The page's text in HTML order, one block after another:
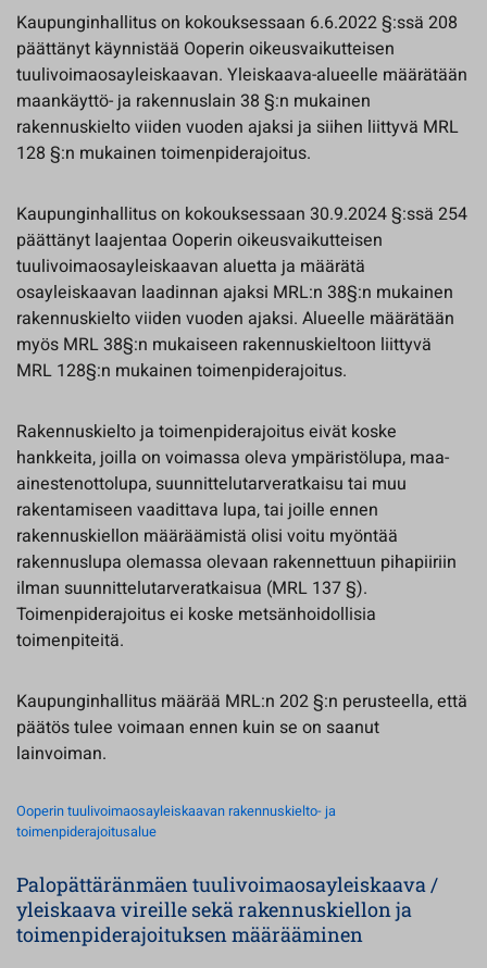
Kaupunginhallitus on kokouksessaan 6.6.2022 §:ssä 208
päättänyt käynnistää Ooperin oikeusvaikutteisen
tuulivoimaosayleiskaavan. Yleiskaava-alueelle määrätään
maankäyttö- ja rakennuslain 38 §:n mukainen
rakennuskielto viiden vuoden ajaksi ja siihen liittyvä MRL
128 §:n mukainen toimenpiderajoitus.
Kaupunginhallitus on kokouksessaan 30.9.2024 §:ssä 254
päättänyt laajentaa Ooperin oikeusvaikutteisen
tuulivoimaosayleiskaavan aluetta ja määrätä
osayleiskaavan laadinnan ajaksi MRL:n 38§:n mukainen
rakennuskielto viiden vuoden ajaksi. Alueelle määrätään
myös MRL 38§:n mukaiseen rakennuskieltoon liittyvä
MRL 128§:n mukainen toimenpiderajoitus.
Rakennuskielto ja toimenpiderajoitus eivät koske
hankkeita, joilla on voimassa oleva ympäristölupa, maa-
ainestenottolupa, suunnittelutarveratkaisu tai muu
rakentamiseen vaadittava lupa, tai joille ennen
rakennuskiellon määräämistä olisi voitu myöntää
rakennuslupa olemassa olevaan rakennettuun pihapiiriin
ilman suunnittelutarveratkaisua (MRL 137 §).
Toimenpiderajoitus ei koske metsänhoidollisia
toimenpiteitä.
Kaupunginhallitus määrää MRL:n 202 §:n perusteella, että
päätös tulee voimaan ennen kuin se on saanut
lainvoiman.
Ooperin tuulivoimaosayleiskaavan rakennuskielto- ja
toimenpiderajoitusalue
Palopättäränmäen tuulivoimaosayleiskaava /
yleiskaava vireille sekä rakennuskiellon ja
toimenpiderajoituksen määrääminen